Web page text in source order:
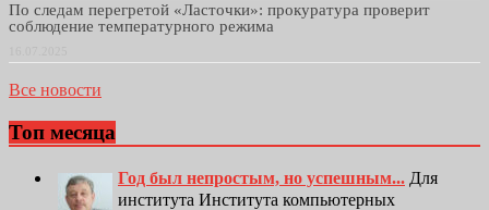
По следам перегретой «Ласточки»: прокуратура проверит
соблюдение температурного режима
Все новости
Топ месяца
Год был непростым, но успешным... Для
института Института компьютерных